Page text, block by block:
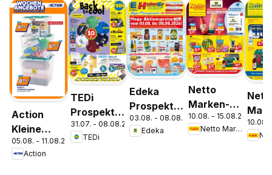
Action
Kleine
Preise,
große
05.08. - 11.08.2026
Action
TEDi
Prospekt
Bremen
31.07. - 08.08.2026
TEDi
Edeka
Prospekt
Parchim
03.08. - 08.08.2026
Edeka
Netto
Marken-
Discount
Prospekt
10.08. - 15.08.2026
Netto Marken-Discount
10.08.